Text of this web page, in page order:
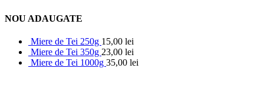
NOU ADAUGATE
Miere de Tei 250g 15,00 lei
Miere de Tei 350g 23,00 lei
Miere de Tei 1000g 35,00 lei